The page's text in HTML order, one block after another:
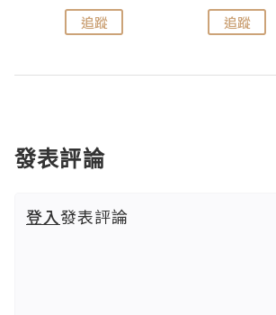
追蹤 追蹤
發表評論
登入發表評論